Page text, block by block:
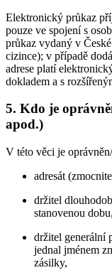
Elektronický průkaz
pouze ve spojení s
průkaz vydaný v
cizince); v případě
adrese platí
dokladem a s
5. Kdo je
apod.)
V této věci je
adresát
držitel
stanovenou dobu,
držitel generální
jednal jménem
zásilky,